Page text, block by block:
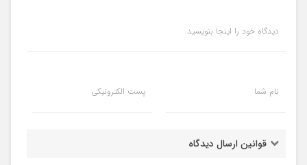
دیدگاه خود را اینجا بنویسید
نام شما پست الکترونیکی
قوانین ارسال دیدگاه